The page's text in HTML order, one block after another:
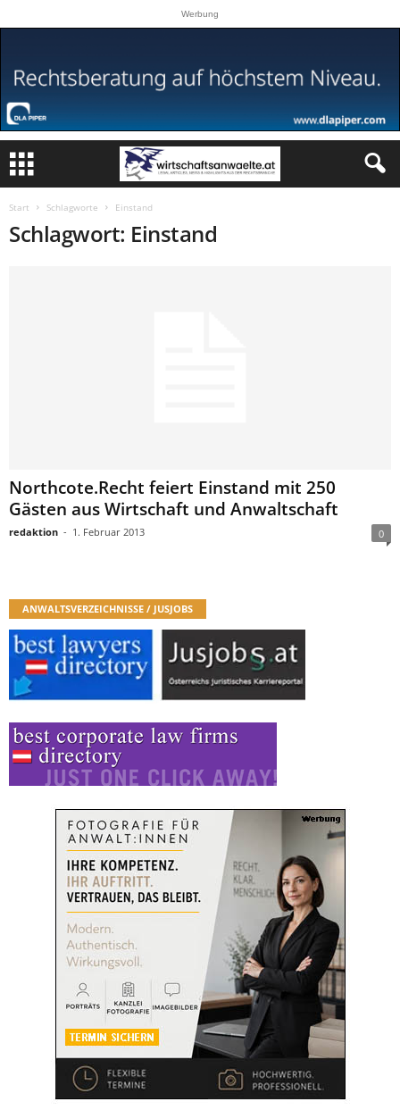
Werbung
Start Schlagworte Einstand
Schlagwort: Einstand
Northcote.Recht feiert Einstand mit 250
Gästen aus Wirtschaft und Anwaltschaft
redaktion - 1. Februar 2013 0
ANWALTSVERZEICHNISSE / JUSJOBS